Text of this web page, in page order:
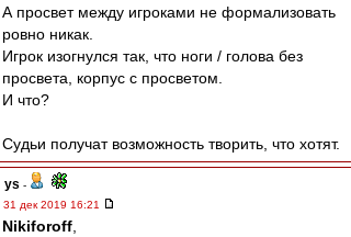
А просвет между игроками не формализовать
ровно никак.
Игрок изогнулся так, что ноги / голова без
просвета, корпус с просветом.
И что?
Судьи получат возможность творить, что хотят.
ys -
31 дек 2019 16:21
Nikiforoff